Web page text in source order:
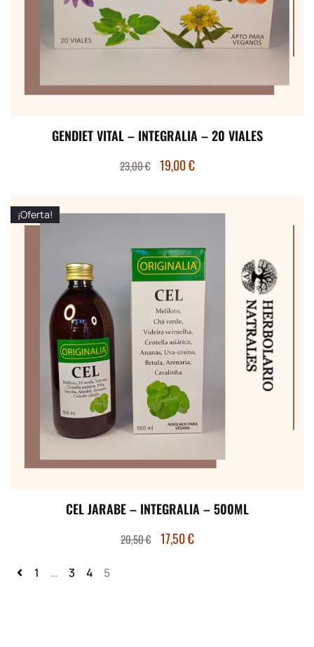
GENDIET VITAL – INTEGRALIA – 20 VIALES
23,00€ 19,00€
¡Oferta!
CEL JARABE – INTEGRALIA – 500ML
20,50€ 17,50€
1 … 3 4 5